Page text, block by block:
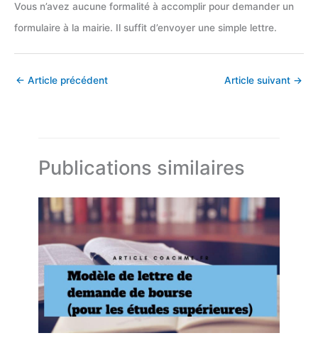
Vous n’avez aucune formalité à accomplir pour demander un
formulaire à la mairie. Il suffit d’envoyer une simple lettre.
← Article précédent Article suivant →
Publications similaires